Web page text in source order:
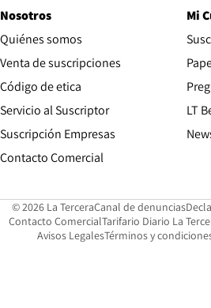
Nosotros
Quiénes somos
Venta de suscripciones
Código de etica Opens in new window
Servicio al Suscriptor
Suscripción Empresas
Contacto Comercial
Mi
LT
© 2026 La TerceraCanal de denuncias
Contacto ComercialOpens in new window
Tarifario Diario La
Avisos LegalesOpens in new window
Términos y